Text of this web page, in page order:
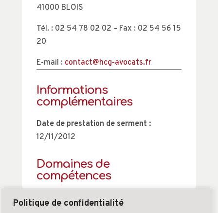
Politique de confidentialité
41000 BLOIS
Tél. : 02 54 78 02 02 – Fax : 02 54 56 15
20
E-mail : contact@hcg-avocats.fr
Informations
complémentaires
Date de prestation de serment :
12/11/2012
Domaines de
compétences
A renseigner